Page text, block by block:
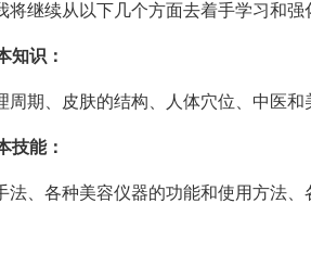
继续从以下几个方面去着手学习和强
知识：
期、皮肤的结构、人体穴位、中医和
技能：
各种美容仪器的功能和使用方法、